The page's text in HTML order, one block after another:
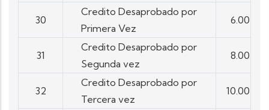
30
Credito Desaprobado por
Primera Vez
6.00
31
Credito Desaprobado por
Segunda vez
8.00
32
Credito Desaprobado por
Tercera vez
10.00